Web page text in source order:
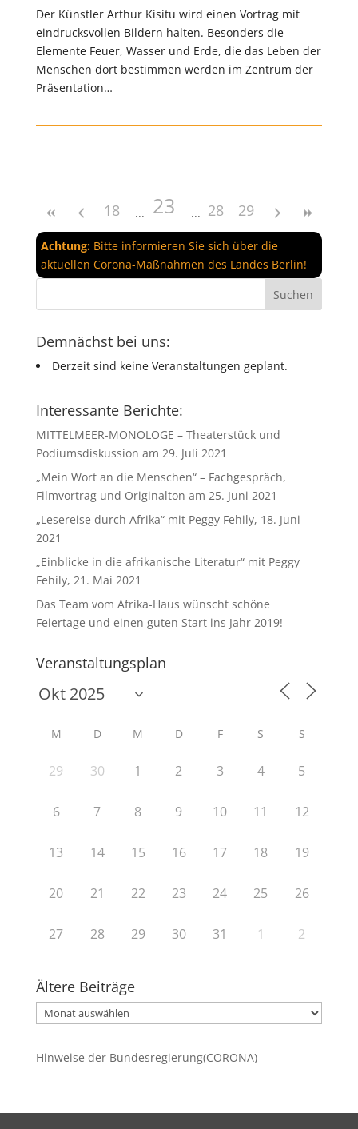
Der Künstler Arthur Kisitu wird einen Vortrag mit
eindrucksvollen Bildern halten. Besonders die
Elemente Feuer, Wasser und Erde, die das Leben der
Menschen dort bestimmen werden im Zentrum der
Präsentation…
18 23 28 29
Achtung:Bitte informieren Sie sich über die
aktuellen Corona-Maßnahmen des Landes Berlin!
Demnächst bei uns:
Derzeit sind keine Veranstaltungen geplant.
Interessante Berichte:
MITTELMEER-MONOLOGE – Theaterstück und
Podiumsdiskussion am 29. Juli 2021
„Mein Wort an die Menschen“ – Fachgespräch,
Filmvortrag und Originalton am 25. Juni 2021
„Lesereise durch Afrika“ mit Peggy Fehily, 18. Juni
2021
„Einblicke in die afrikanische Literatur“ mit Peggy
Fehily, 21. Mai 2021
Das Team vom Afrika-Haus wünscht schöne
Feiertage und einen guten Start ins Jahr 2019!
Veranstaltungsplan
M D M D F S S
29 30 1 2 3 4 5
6 7 8 9 10 11 12
13 14 15 16 17 18 19
20 21 22 23 24 25 26
27 28 29 30 31 1 2
Ältere Beiträge
Ältere
Beiträge
Hinweise der Bundesregierung(CORONA)